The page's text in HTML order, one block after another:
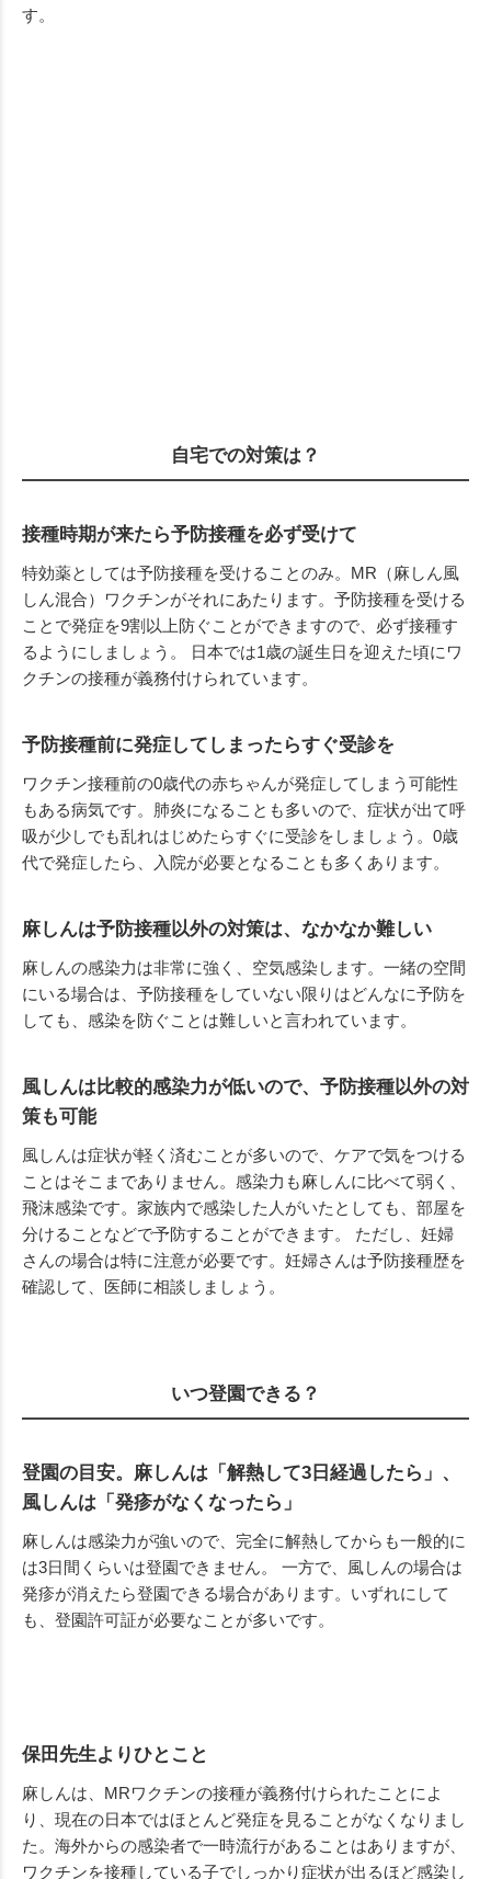
す。
自宅での対策は？
接種時期が来たら予防接種を必ず受けて
特効薬としては予防接種を受けることのみ。MR（麻しん風
しん混合）ワクチンがそれにあたります。予防接種を受ける
ことで発症を9割以上防ぐことができますので、必ず接種す
るようにしましょう。 日本では1歳の誕生日を迎えた頃にワ
クチンの接種が義務付けられています。
予防接種前に発症してしまったらすぐ受診を
ワクチン接種前の0歳代の赤ちゃんが発症してしまう可能性
もある病気です。肺炎になることも多いので、症状が出て呼
吸が少しでも乱れはじめたらすぐに受診をしましょう。0歳
代で発症したら、入院が必要となることも多くあります。
麻しんは予防接種以外の対策は、なかなか難しい
麻しんの感染力は非常に強く、空気感染します。一緒の空間
にいる場合は、予防接種をしていない限りはどんなに予防を
しても、感染を防ぐことは難しいと言われています。
風しんは比較的感染力が低いので、予防接種以外の対
策も可能
風しんは症状が軽く済むことが多いので、ケアで気をつける
ことはそこまでありません。感染力も麻しんに比べて弱く、
飛沫感染です。家族内で感染した人がいたとしても、部屋を
分けることなどで予防することができます。 ただし、妊婦
さんの場合は特に注意が必要です。妊婦さんは予防接種歴を
確認して、医師に相談しましょう。
いつ登園できる？
登園の目安。麻しんは「解熱して3日経過したら」、
風しんは「発疹がなくなったら」
麻しんは感染力が強いので、完全に解熱してからも一般的に
は3日間くらいは登園できません。 一方で、風しんの場合は
発疹が消えたら登園できる場合があります。いずれにして
も、登園許可証が必要なことが多いです。
保田先生よりひとこと
麻しんは、MRワクチンの接種が義務付けられたことによ
り、現在の日本ではほとんど発症を見ることがなくなりまし
た。海外からの感染者で一時流行があることはありますが、
ワクチンを接種している子でしっかり症状が出るほど感染し